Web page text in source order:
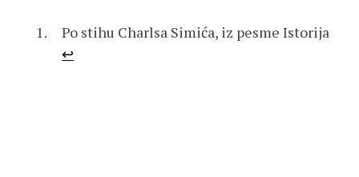
Po stihu Charlsa Simića, iz pesme Istorija
↩︎